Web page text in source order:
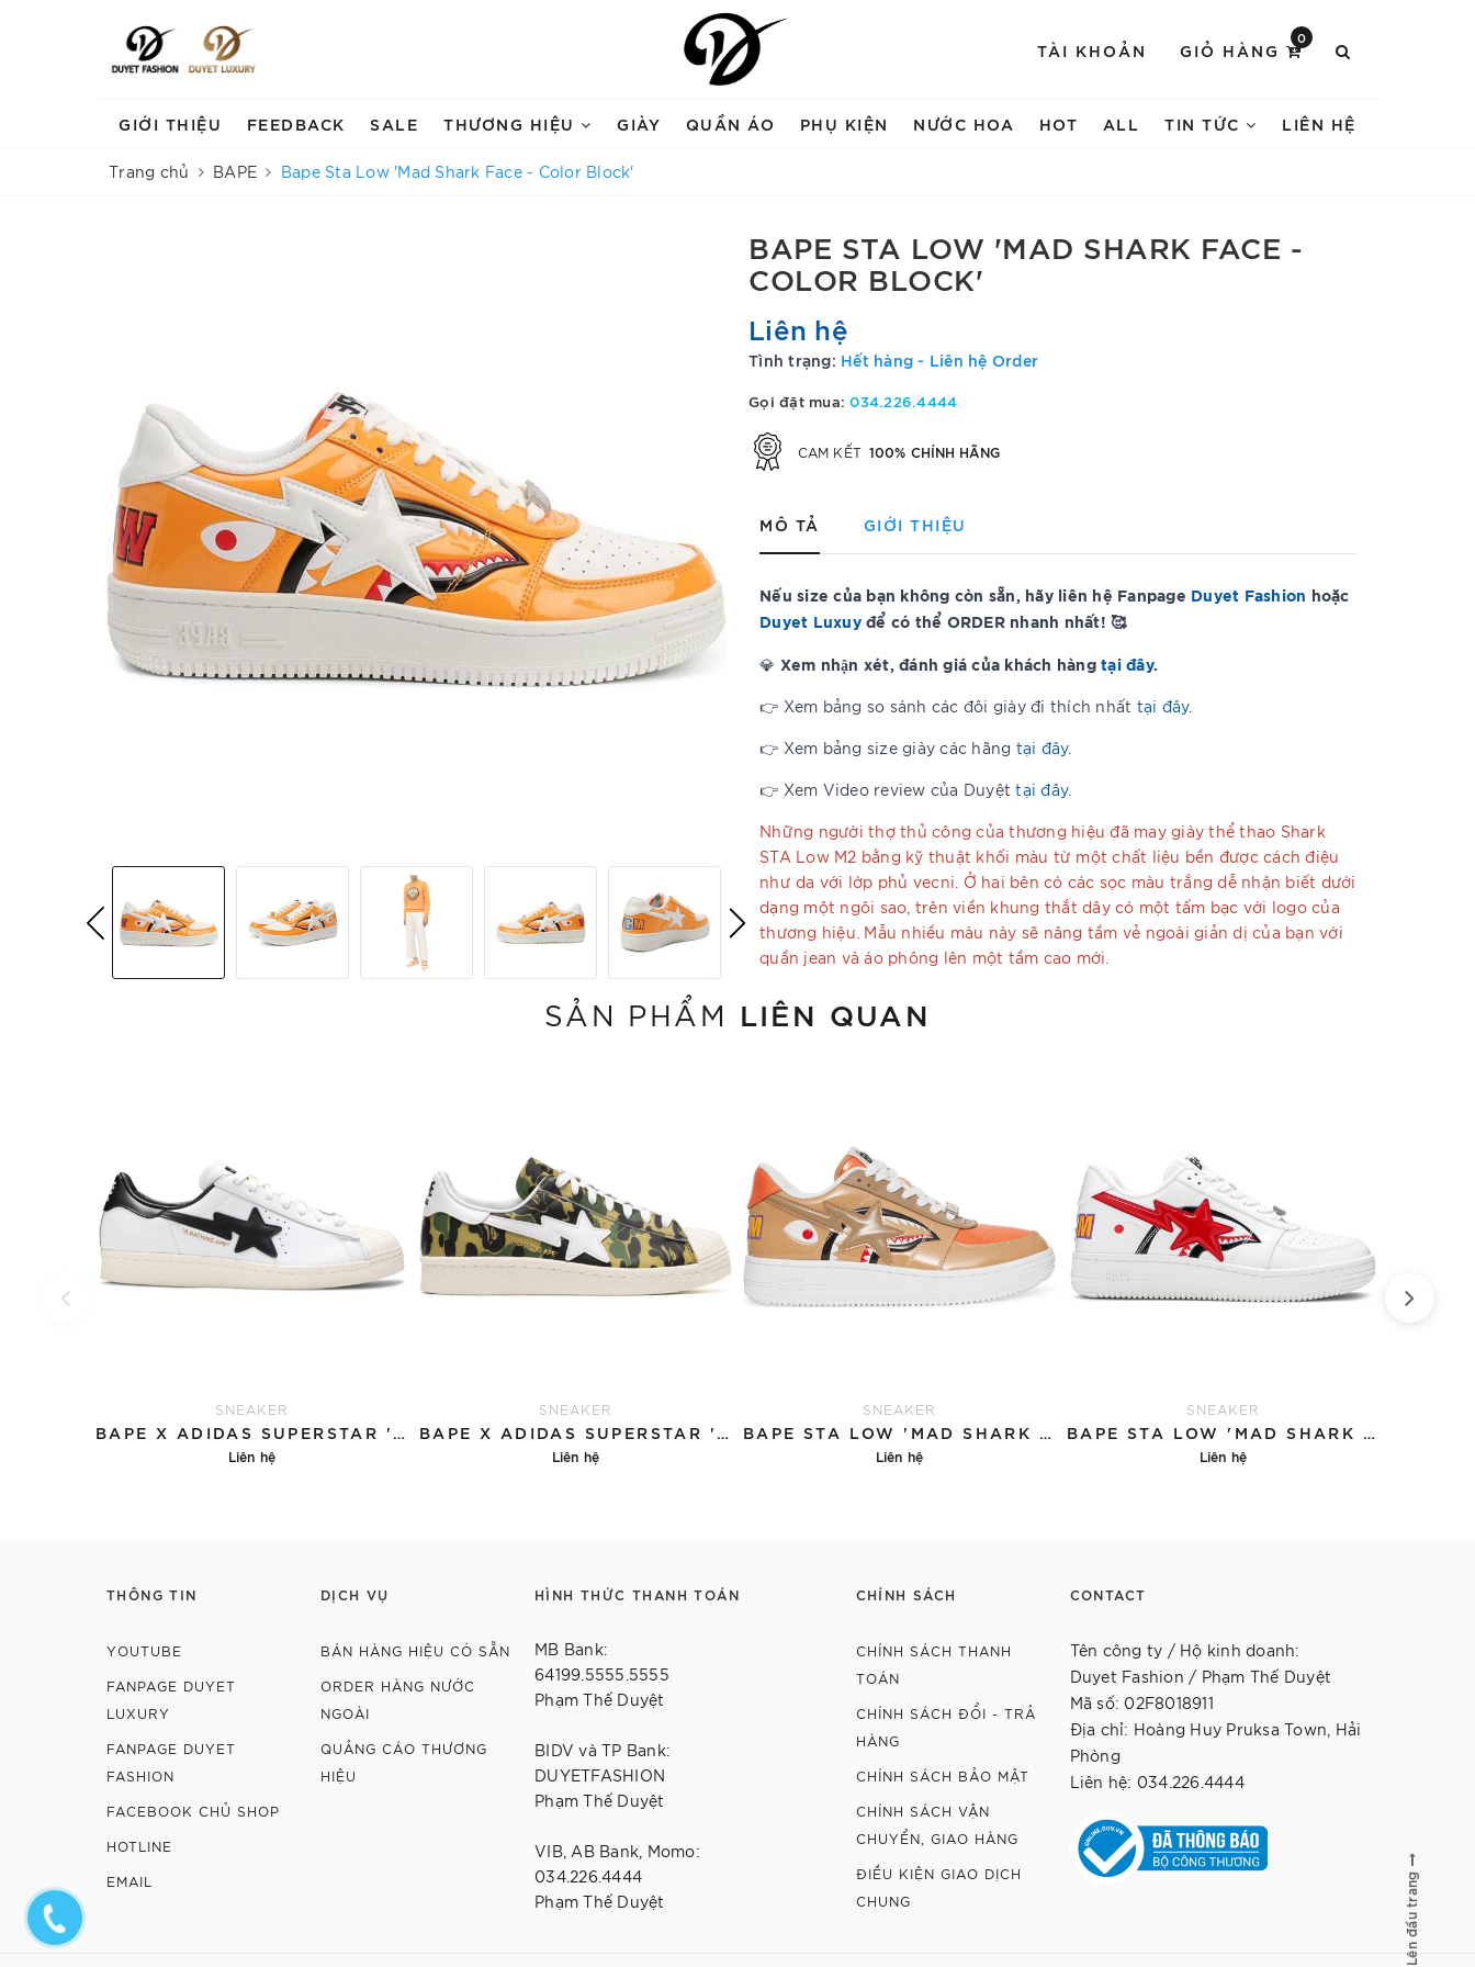
TÀI KHOẢN GIỎ HÀNG
0
GIỚI THIỆU FEEDBACK SALE THƯƠNG HIỆU GIÀY QUẦN ÁO PHỤ KIỆN NƯỚC HOA HOT ALL TIN TỨC LIÊN HỆ
Trang chủ BAPE Bape Sta Low 'Mad Shark Face - Color Block'
BAPE STA LOW 'MAD SHARK FACE -
COLOR BLOCK'
Liên hệ
Tình trạng: Hết hàng - Liên hệ Order
Gọi đặt mua:034.226.4444
CAM KẾT 100% CHÍNH HÃNG
MÔ TẢ GIỚI THIỆU
Nếu size của bạn không còn sẵn, hãy liên hệ Fanpage Duyet Fashion hoặc
Duyet Luxuyđể có thể ORDER nhanh nhất! 🥰
💎 Xem nhận xét, đánh giá của khách hàng tại đây.
👉 Xem bảng so sánh các đôi giày đi thích nhất tại đây.
👉 Xem bảng size giày các hãng tại đây.
👉 Xem Video review của Duyệttại đây.
Những người thợ thủ công của thương hiệu đã may giày thể thao Shark
STA Low M2 bằng kỹ thuật khối màu từ một chất liệu bền được cách điệu
như da với lớp phủ vecni. Ở hai bên có các sọc màu trắng dễ nhận biết dưới
dạng một ngôi sao, trên viền khung thắt dây có một tấm bạc với logo của
thương hiệu. Mẫu nhiều màu này sẽ nâng tầm vẻ ngoài giản dị của bạn với
quần jean và áo phông lên một tầm cao mới.
SẢN PHẨM LIÊN QUAN
SNEAKER
BAPE X ADIDAS SUPERSTAR 'WHITE BLACK'
Liên hệ
SNEAKER
BAPE X ADIDAS SUPERSTAR 'CAMO'
Liên hệ
SNEAKER
BAPE STA LOW 'MAD SHARK - TAN'
Liên hệ
SNEAKER
BAPE STA LOW 'MAD SHARK - WHITE'
Liên hệ
THÔNG TIN
YOUTUBE
FANPAGE DUYET
LUXURY
FANPAGE DUYET
FASHION
FACEBOOK CHỦ SHOP
HOTLINE
EMAIL
DỊCH VỤ
BÁN HÀNG HIỆU CÓ SẴN
ORDER HÀNG NƯỚC
NGOÀI
QUẢNG CÁO THƯƠNG
HIỆU
HÌNH THỨC THANH TOÁN
MB Bank:
64199.5555.5555
Phạm Thế Duyệt
BIDV và TP Bank:
DUYETFASHION
Phạm Thế Duyệt
VIB, AB Bank, Momo:
034.226.4444
Phạm Thế Duyệt
CHÍNH SÁCH
CHÍNH SÁCH THANH
TOÁN
CHÍNH SÁCH ĐỔI - TRẢ
HÀNG
CHÍNH SÁCH BẢO MẬT
CHÍNH SÁCH VẬN
CHUYỂN, GIAO HÀNG
ĐIỀU KIỆN GIAO DỊCH
CHUNG
CONTACT
Tên công ty / Hộ kinh doanh:
Duyet Fashion / Phạm Thế Duyệt
Mã số: 02F8018911
Địa chỉ: Hoàng Huy Pruksa Town, Hải
Phòng
Liên hệ: 034.226.4444
Lên đầu trang